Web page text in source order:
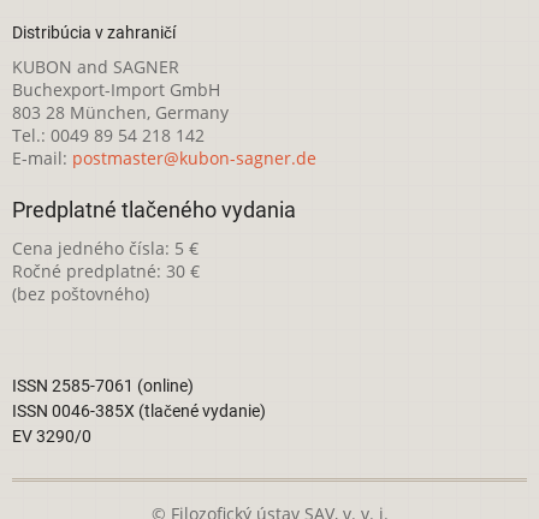
Distribúcia v zahraničí
KUBON and SAGNER
Buchexport-Import GmbH
803 28 München, Germany
Tel.: 0049 89 54 218 142
E-mail: postmaster@kubon-sagner.de
Predplatné tlačeného vydania
Cena jedného čísla: 5 €
Ročné predplatné: 30 €
(bez poštovného)
ISSN 2585-7061 (online)
ISSN 0046-385X (tlačené vydanie)
EV 3290/0
© Filozofický ústav SAV, v. v. i.